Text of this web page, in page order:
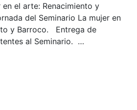
en el arte: Renacimiento y
del Seminario La mujer en
y Barroco. Entrega de
al Seminario. …